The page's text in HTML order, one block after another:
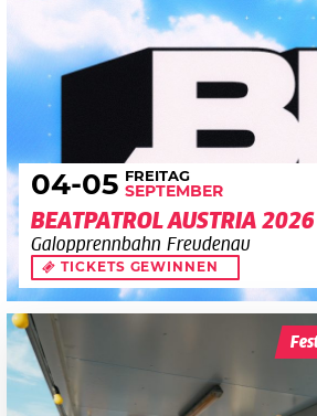
04-05 FREITAG
SEPTEMBER
BEATPATROL AUSTRIA 2026
Galopprennbahn Freudenau
TICKETS GEWINNEN